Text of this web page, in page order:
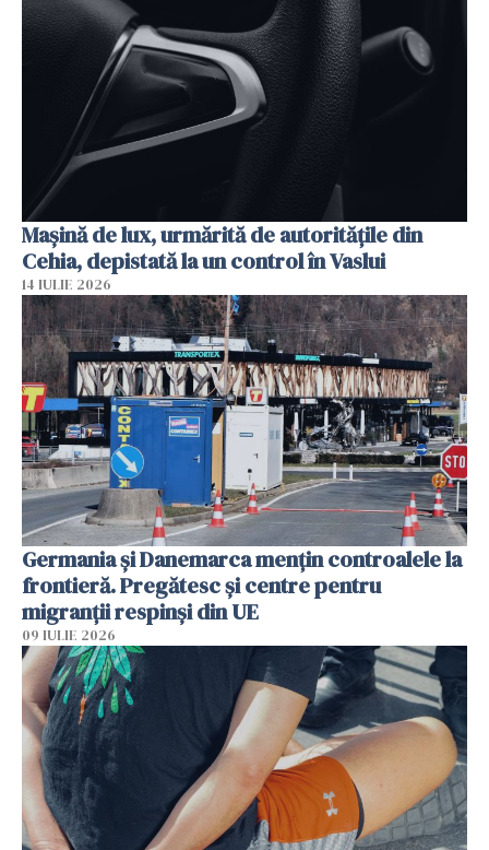
Mașină de lux, urmărită de autoritățile din
Cehia, depistată la un control în Vaslui
14 IULIE 2026
Germania și Danemarca mențin controalele la
frontieră. Pregătesc și centre pentru
migranții respinși din UE
09 IULIE 2026